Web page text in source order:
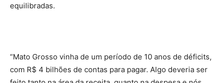
equilibradas.
“Mato Grosso vinha de um período de 10 anos de déficits,
com R$ 4 bilhões de contas para pagar. Algo deveria ser